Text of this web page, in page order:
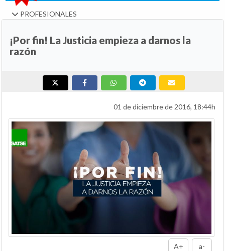
PROFESIONALES
¡Por fin! La Justicia empieza a darnos la
razón
01 de diciembre de 2016, 18:44h
A+ a-